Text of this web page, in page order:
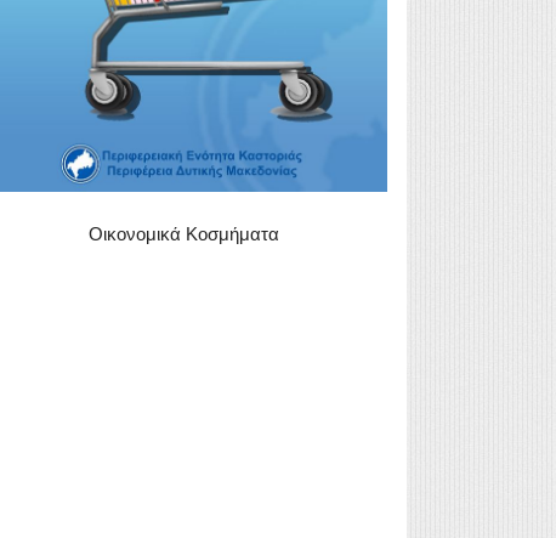
Οικονομικά Κοσμήματα